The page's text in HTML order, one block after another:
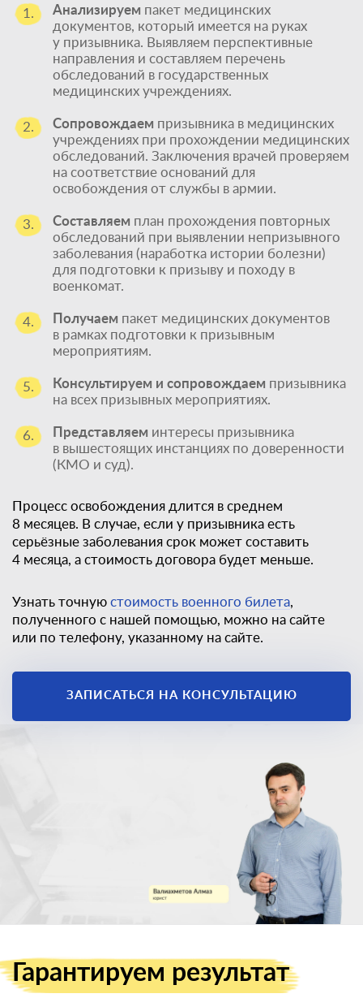
Единственный
законный способ
получить
1. Анализируем пакет медицинских
документов, который имеется на руках
у призывника. Выявляем перспективные
направления и составляем перечень
обследований в государственных
медицинских учреждениях.
2. Сопровождаем призывника в медицинских
учреждениях при прохождении медицинских
обследований. Заключения врачей проверяем
на соответствие оснований для
освобождения от службы в армии.
3. Составляем план прохождения повторных
обследований при выявлении непризывного
заболевания (наработка истории болезни)
для подготовки к призыву и походу в
военкомат.
4. Получаем пакет медицинских документов
в рамках подготовки к призывным
мероприятиям.
5. Консультируем и сопровождаем призывника
на всех призывных мероприятиях.
6. Представляем интересы призывника
в вышестоящих инстанциях по доверенности
(КМО и суд).
Процесс освобождения длится в среднем
8 месяцев. В случае, если у призывника есть
серьёзные заболевания срок может составить
4 месяца, а стоимость договора будет меньше.
Узнать точную стоимость военного билета,
полученного с нашей помощью, можно на сайте
или по телефону, указанному на сайте.
ЗАПИСАТЬСЯ НА КОНСУЛЬТАЦИЮ
Гарантируем результат